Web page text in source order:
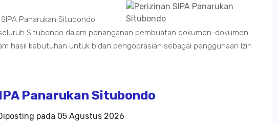
Panarukan Situbondo
Situbondo dalam penanganan pembuatan dokumen-dokumen
hasil kebutuhan untuk bidan pengoprasian sebagai penggunaan Izin
Panarukan Situbondo
pada 05 Agustus 2026